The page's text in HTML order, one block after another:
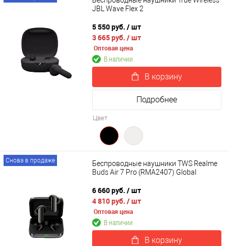
JBL Wave Flex 2
5 550 руб. / шт
3 665 руб. / шт
Оптовая цена
В наличии
В корзину
Подробнее
Цвет
Снова в продаже
Беспроводные наушники TWS Realme
Buds Air 7 Pro (RMA2407) Global
6 660 руб. / шт
4 810 руб. / шт
Оптовая цена
В наличии
В корзину